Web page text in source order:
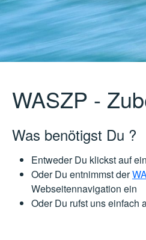
WASZP -
Was benötigst Du ?
Entweder Du klickst auf
Oder Du entnimmst der
Webseitennavigation ein
Oder Du rufst uns einfach